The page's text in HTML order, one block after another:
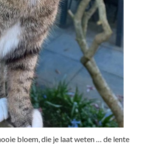
bloem, die je laat weten … de lente